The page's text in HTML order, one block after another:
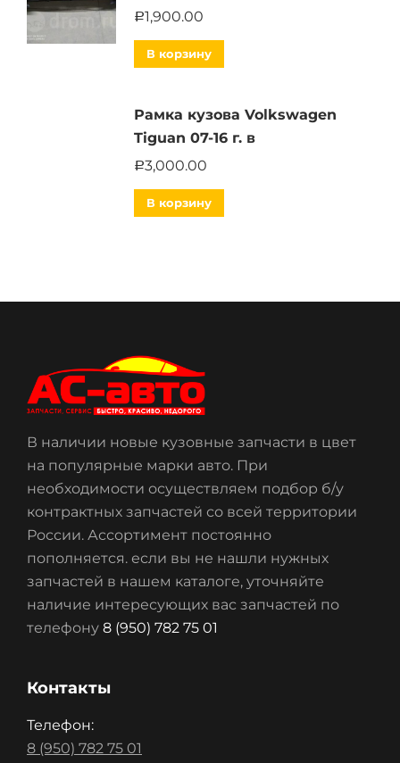
Р1,900.00
В корзину
Рамка кузова Volkswagen
Tiguan 07-16 г. в
Р3,000.00
В корзину
В наличии новые кузовные запчасти в цвет
на популярные марки авто. При
необходимости осуществляем подбор б/у
контрактных запчастей со всей территории
России. Ассортимент постоянно
пополняется. если вы не нашли нужных
запчастей в нашем каталоге, уточняйте
наличие интересующих вас запчастей по
телефону 8 (950) 782 75 01
Контакты
Телефон:
8 (950) 782 75 01